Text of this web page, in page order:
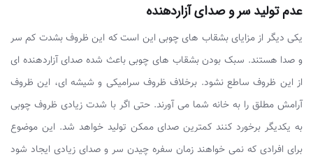
عدم تولید سر و صدای آزاردهنده
یکی دیگر از مزایای بشقاب های چوبی این است که این ظروف بشدت کم سر
و صدا هستند. سبک بودن بشقاب های چوبی باعث شده صدای آزاردهنده ای
از این ظروف ساطع نشود. برخلاف ظروف سرامیکی و شیشه ای، این ظروف
آرامش مطلق را به خانه شما می آورند. حتی اگر با شدت زیادی ظروف چوبی
به یکدیگر برخورد کنند کمترین صدای ممکن تولید خواهد شد. این موضوع
برای افرادی که نمی‌ خواهند زمان سفره چیدن سر و صدای زیادی ایجاد شود